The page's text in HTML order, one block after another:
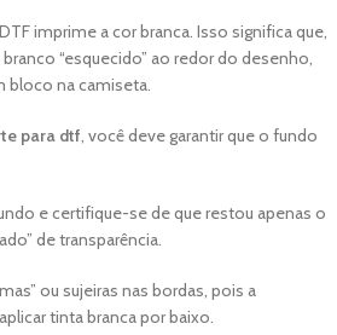
imprime a cor branca. Isso significa que,
“esquecido” ao redor do desenho,
bloco na camiseta.
para dtf, você deve garantir que o fundo
e certifique-se de que restou apenas o
de transparência.
ou sujeiras nas bordas, pois a
tinta branca por baixo.